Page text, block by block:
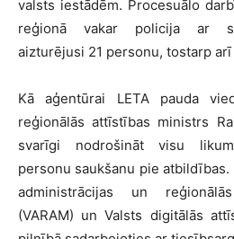
valsts iestādēm. Procesuālo
reģionā vakar policija ar
aizturējusi 21 personu, tostarp
Kā aģentūrai LETA pauda
reģionālās attīstības ministrs
svarīgi nodrošināt visu
personu saukšanu pie atbildības.
administrācijas un
(VARAM) un Valsts digitālās